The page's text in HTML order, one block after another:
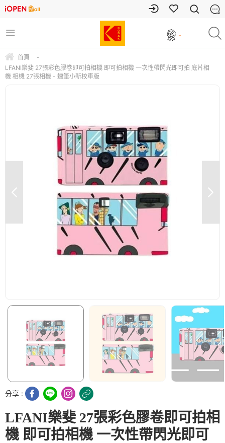
-
首頁
-
LFANI樂斐 27張彩色膠卷即可拍相機 即可拍相機 一次性帶閃光即可拍 底片相
機 相機 27張相機 - 蠟筆小新校車版
分享 :
LFANI樂斐 27張彩色膠卷即可拍相
機 即可拍相機 一次性帶閃光即可